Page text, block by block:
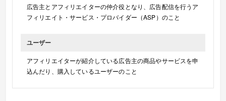
広告主とアフィリエイターの仲介役となり、広告配信を行うア
フィリエイト・サービス・プロバイダー（ASP）のこと
ユーザー
アフィリエイターが紹介している広告主の商品やサービスを申
込んだり、購入しているユーザーのこと